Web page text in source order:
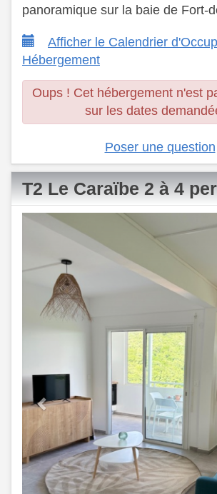
panoramique sur la baie de Fort-
Afficher le Calendrier
Hébergement
Oups ! Cet hébergement n'est
sur les dates
Poser une question
T2 Le Caraïbe 2 à 4
Previous